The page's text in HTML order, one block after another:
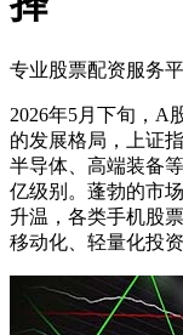
专业股票配资服务
2026年5月下旬，A
的发展格局，上证
半导体、高端装备
亿级别。蓬勃的市
升温，各类手机股
移动化、轻量化投